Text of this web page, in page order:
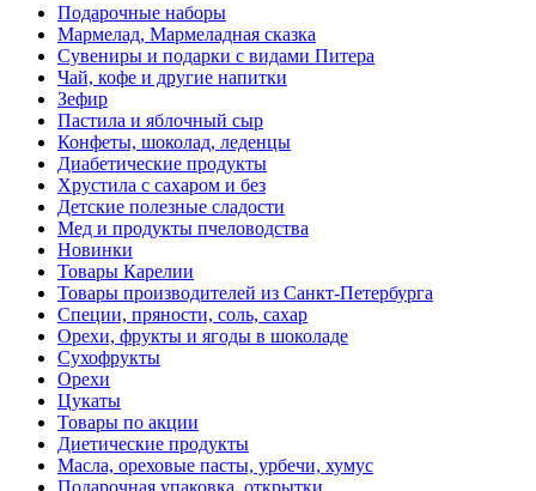
Подарочные наборы
Мармелад, Мармеладная сказка
Сувениры и подарки с видами Питера
Чай, кофе и другие напитки
Зефир
Пастила и яблочный сыр
Конфеты, шоколад, леденцы
Диабетические продукты
Хрустила с сахаром и без
Детские полезные сладости
Мед и продукты пчеловодства
Новинки
Товары Карелии
Товары производителей из Санкт-Петербурга
Специи, пряности, соль, сахар
Орехи, фрукты и ягоды в шоколаде
Сухофрукты
Орехи
Цукаты
Товары по акции
Диетические продукты
Масла, ореховые пасты, урбечи, хумус
Подарочная упаковка, открытки